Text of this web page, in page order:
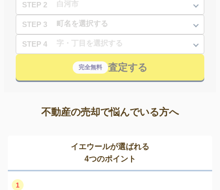
STEP 2
STEP 3
STEP 4
完全無料 査定する
不動産の売却で悩んでいる方へ
イエウールが選ばれる
4つのポイント
1